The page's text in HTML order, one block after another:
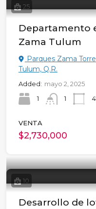
25
Departamento
Zama Tulum
Parques Zama
Tulum, Q.R.
Added: mayo 2, 2025
1
1
VENTA
$2,730,000
10
Desarrollo de